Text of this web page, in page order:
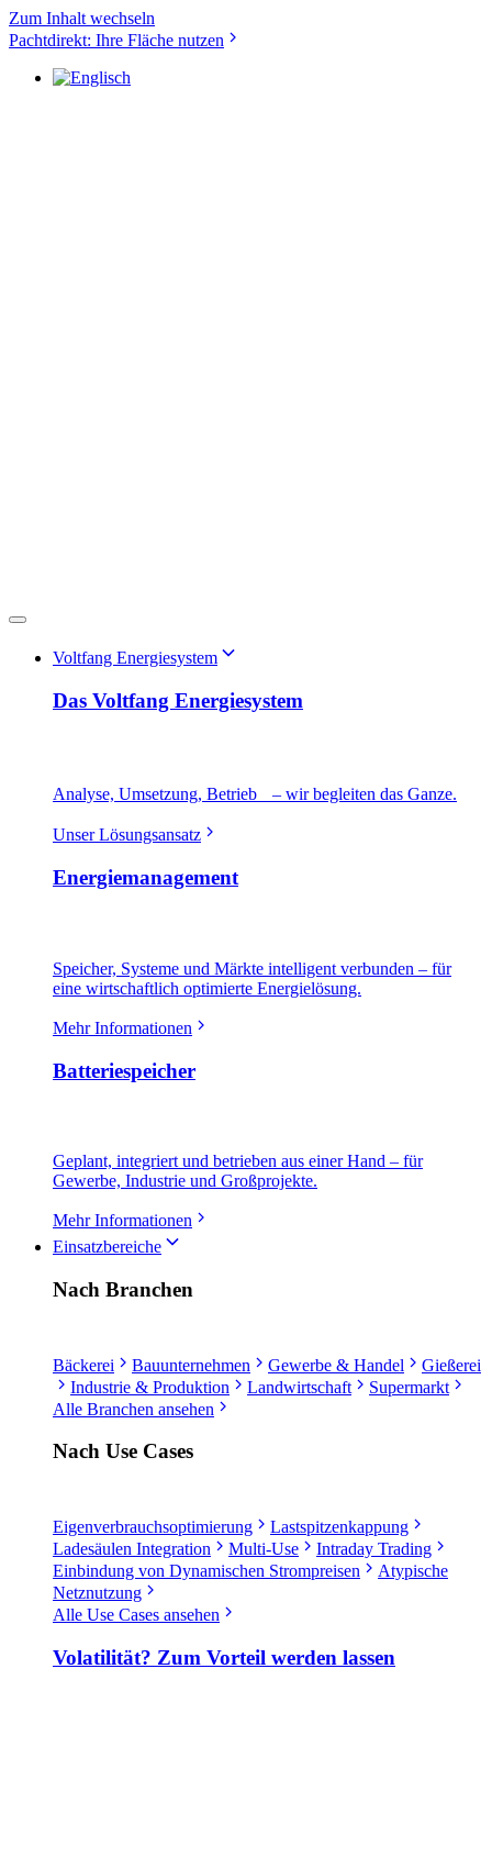
Zum Inhalt wechseln
Pachtdirekt: Ihre Fläche nutzen
Voltfang Energiesystem
Das Voltfang Energiesystem
Analyse, Umsetzung, Betrieb – wir begleiten das Ganze.
Unser Lösungsansatz
Energiemanagement
Speicher, Systeme und Märkte intelligent verbunden – für
eine wirtschaftlich optimierte Energielösung.
Mehr Informationen
Batteriespeicher
Geplant, integriert und betrieben aus einer Hand – für
Gewerbe, Industrie und Großprojekte.
Mehr Informationen
Einsatzbereiche
Nach Branchen
Bäckerei Bauunternehmen Gewerbe & Handel
Gießerei
Industrie & Produktion
Landwirtschaft
Supermarkt
Alle Branchen ansehen
Nach Use Cases
Eigenverbrauchsoptimierung
Lastspitzenkappung
Ladesäulen Integration
Multi-Use
Intraday Trading
Einbindung von Dynamischen Strompreisen
Atypische
Netznutzung
Alle Use Cases ansehen
Volatilität? Zum Vorteil werden lassen